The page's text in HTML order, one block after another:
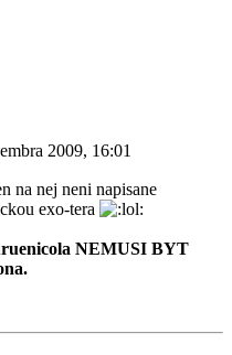
2009, 16:01
na nej neni napisane
exo-tera
NEMUSI BYT